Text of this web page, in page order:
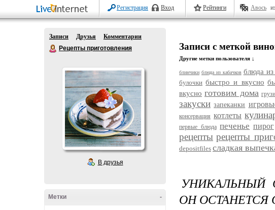
Регистрация Вход Рейтинги Авось
Записи Друзья
Комментарии
Рецепты приготовления
В друзья
-
Метки
Записи с меткой
Другие метки пользователя ↓
блинчики блюда из кабачков блюда из
булочки быстро и вкусно
вкусно готовим дома
закуски запеканки
консервация котлеты
первые блюда печенье пирог
рецепты рецепты
depositfiles сладкая
УНИКАЛЬНЫЙ
ОН